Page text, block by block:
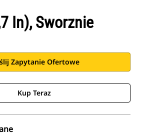
In), Sworznie
Zapytanie Ofertowe
Kup Teraz